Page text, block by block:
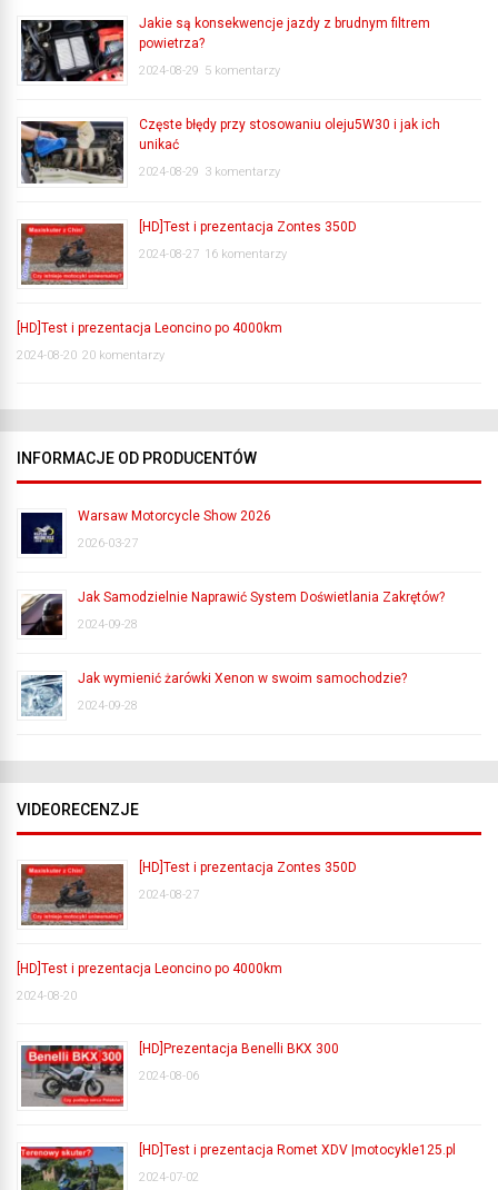
Jakie są konsekwencje jazdy z brudnym filtrem
powietrza?
2024-08-29 5 komentarzy
Częste błędy przy stosowaniu oleju5W30 i jak ich
unikać
2024-08-29 3 komentarzy
[HD]Test i prezentacja Zontes 350D
2024-08-27 16 komentarzy
[HD]Test i prezentacja Leoncino po 4000km
2024-08-20 20 komentarzy
INFORMACJE OD PRODUCENTÓW
Warsaw Motorcycle Show 2026
2026-03-27
Jak Samodzielnie Naprawić System Doświetlania Zakrętów?
2024-09-28
Jak wymienić żarówki Xenon w swoim samochodzie?
2024-09-28
VIDEORECENZJE
[HD]Test i prezentacja Zontes 350D
2024-08-27
[HD]Test i prezentacja Leoncino po 4000km
2024-08-20
[HD]Prezentacja Benelli BKX 300
2024-08-06
[HD]Test i prezentacja Romet XDV |motocykle125.pl
2024-07-02